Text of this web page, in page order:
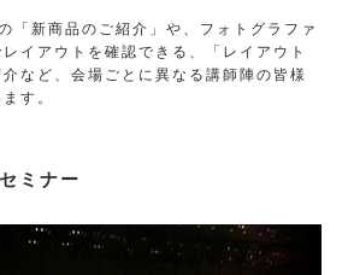
「新商品のご紹介」や、フォトグラファ
イアウトを確認できる、「レイアウト
など、会場ごとに異なる講師陣の皆様
す。
ミナー